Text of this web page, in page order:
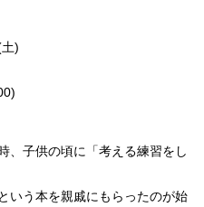
)
、子供の頃に「考える練習をし
いう本を親戚にもらったのが始